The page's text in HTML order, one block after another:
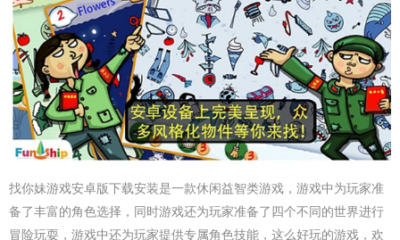
找你妹游戏安卓版下载安装是一款休闲益智类游戏，游戏中为玩家准
备了丰富的角色选择，同时游戏还为玩家准备了四个不同的世界进行
冒险玩耍，游戏中还为玩家提供专属角色技能，这么好玩的游戏，欢